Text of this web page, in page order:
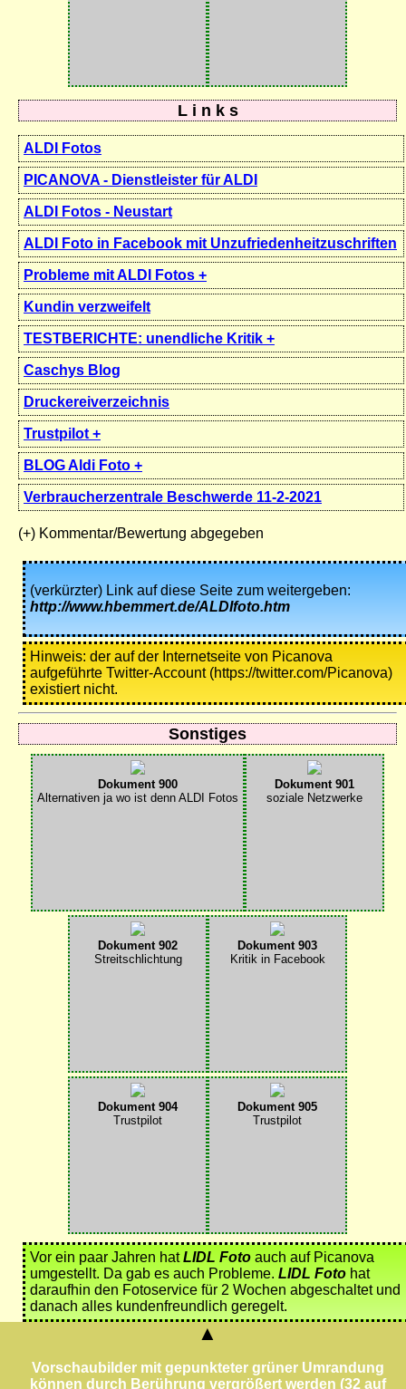
L i n k s
ALDI Fotos
PICANOVA - Dienstleister für ALDI
ALDI Fotos - Neustart
ALDI Foto in Facebook mit Unzufriedenheitzuschriften
Probleme mit ALDI Fotos +
Kundin verzweifelt
TESTBERICHTE: unendliche Kritik +
Caschys Blog
Druckereiverzeichnis
Trustpilot +
BLOG Aldi Foto +
Verbraucherzentrale Beschwerde 11-2-2021
(+) Kommentar/Bewertung abgegeben
(verkürzter) Link auf diese Seite zum weitergeben:
http://www.hbemmert.de/ALDIfoto.htm
Hinweis: der auf der Internetseite von Picanova
aufgeführte Twitter-Account (https://twitter.com/Picanova)
existiert nicht.
Sonstiges
Dokument 900
Alternativen ja wo ist denn ALDI Fotos
Dokument 901
soziale Netzwerke
Dokument 902
Streitschlichtung
Dokument 903
Kritik in Facebook
Dokument 904
Trustpilot
Dokument 905
Trustpilot
Vor ein paar Jahren hatLIDL Foto auch auf Picanova
umgestellt. Da gab es auch Probleme. LIDL Foto hat
daraufhin den Fotoservice für 2 Wochen abgeschaltet und
danach alles kundenfreundlich geregelt.
▲
Vorschaubilder mit gepunkteter grüner Umrandung
können durch Berührung vergrößert werden (32 auf